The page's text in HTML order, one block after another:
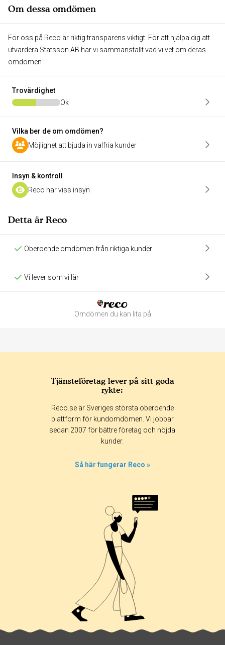
Om dessa omdömen
För oss på Reco är riktig transparens viktigt. För att hjälpa dig att
utvärdera Statsson AB har vi sammanställt vad vi vet om deras
omdömen
Trovärdighet
Ok
Vilka ber de om omdömen?
Möjlighet att bjuda in valfria kunder
Insyn & kontroll
Reco har viss insyn
Detta är Reco
Oberoende omdömen från riktiga kunder
Vi lever som vi lär
Omdömen du kan lita på
365 dagar 90 dagar
30 dagar
Tjänsteföretag lever på sitt goda
rykte:
Reco.se är Sveriges största oberoende
plattform för kundomdömen. Vi jobbar
sedan 2007 för bättre företag och nöjda
kunder.
Så här fungerar Reco »